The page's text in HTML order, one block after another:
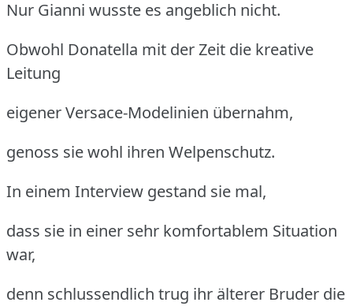
Nur Gianni wusste es angeblich nicht.
Obwohl Donatella mit der Zeit die kreative
Leitung
eigener Versace-Modelinien übernahm,
genoss sie wohl ihren Welpenschutz.
In einem Interview gestand sie mal,
dass sie in einer sehr komfortablem Situation
war,
denn schlussendlich trug ihr älterer Bruder die